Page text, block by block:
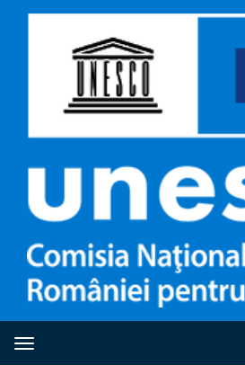
Toggle navigation